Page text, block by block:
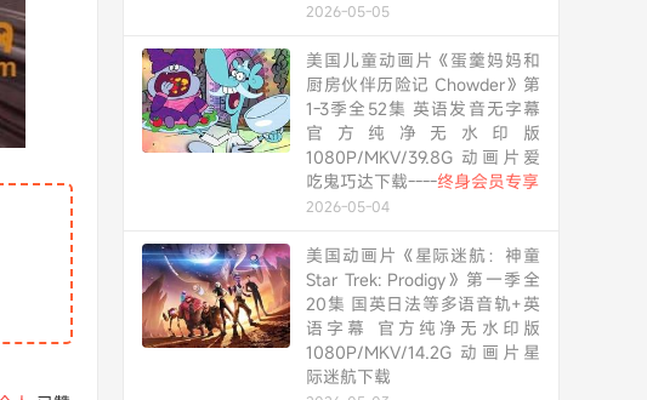
2026-05-05
美国儿童动画片《蛋羹妈妈和
厨房伙伴历险记 Chowder》第
1-3季全52集 英语发音无字幕
官方纯净无水印版
1080P/MKV/39.8G 动画片爱
吃鬼巧达下载----终身会员专享
2026-05-04
美国动画片《星际迷航：神童
Star Trek: Prodigy》第一季全
20集 国英日法等多语音轨+英
语字幕 官方纯净无水印版
1080P/MKV/14.2G 动画片星
际迷航下载